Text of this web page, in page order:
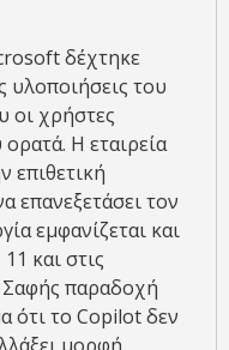
δέχτηκε
υλοποιήσεις του
οι χρήστες
Η εταιρεία
επιθετική
επανεξετάσει τον
εμφανίζεται και
και στις
παραδοχή
ότι το Copilot δεν